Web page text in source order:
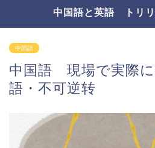
中国語と英語 トリ
中国語
中国語 現場で実際
語・不可逆转